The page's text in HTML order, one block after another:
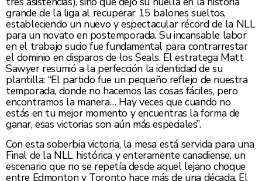
grande de la liga al recuperar 15 balones sueltos,
estableciendo un nuevo y espectacular récord de la NLL
para un novato en postemporada. Su incansable labor
en el trabajo sucio fue fundamental para contrarrestar
el dominio en disparos de los Seals. El estratega Matt
Sawyer resumió a la perfección la identidad de su
plantilla: “El partido fue un pequeño reflejo de nuestra
temporada, donde no hacemos las cosas fáciles, pero
encontramos la manera… Hay veces que cuando no
estás en tu mejor momento y encuentras la forma de
ganar, esas victorias son aún más especiales”.
Con esta soberbia victoria, la mesa está servida para una
Final de la NLL histórica y enteramente canadiense, un
escenario que no se repetía desde aquel lejano choque
entre Edmonton y Toronto hace más de una década. El